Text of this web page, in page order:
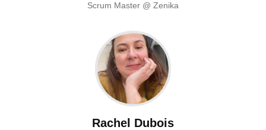
Scrum Master @ Zenika
Rachel Dubois